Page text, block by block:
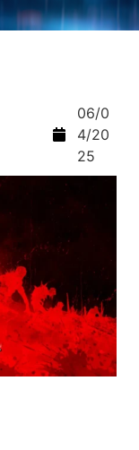
06/0
4/20
25